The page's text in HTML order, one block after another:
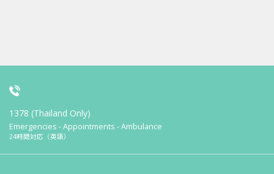
1378 (Thailand Only)
Emergencies - Appointments - Ambulance
24時間対応（英語）